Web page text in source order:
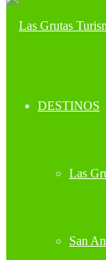
DESTINOS
Las
San